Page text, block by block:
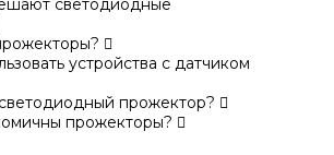
светодиодные
устройства с датчиком
прожектор?
прожекторы?